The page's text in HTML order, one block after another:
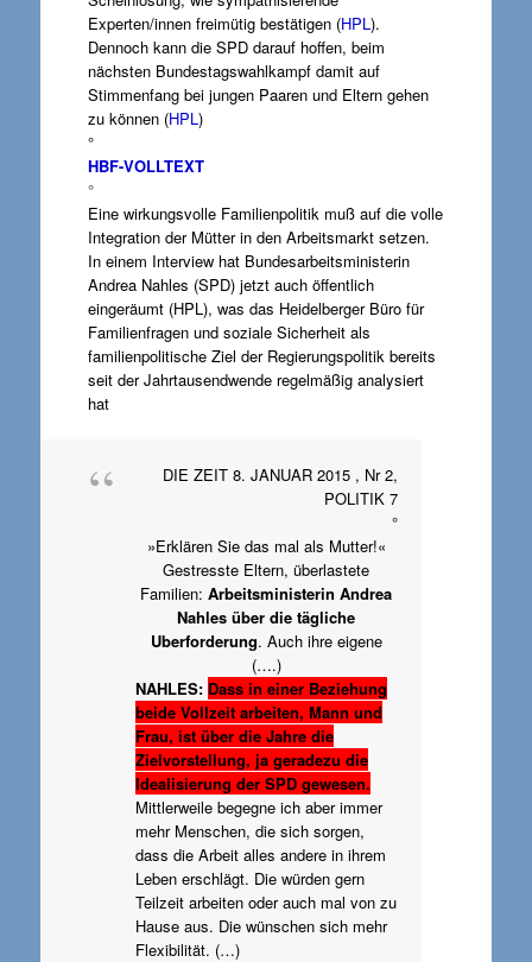
Experten/innen freimütig bestätigen (HPL ).
Dennoch kann die SPD darauf hoffen, beim
nächsten Bundestagswahlkampf damit auf
Stimmenfang bei jungen Paaren und Eltern gehen
zu können (HPL )
°
HBF-VOLLTEXT
°
Eine wirkungsvolle Familienpolitik muß auf die volle
Integration der Mütter in den Arbeitsmarkt setzen.
In einem Interview hat Bundesarbeitsministerin
Andrea Nahles (SPD) jetzt auch öffentlich
eingeräumt (HPL), was das Heidelberger Büro für
Familienfragen und soziale Sicherheit als
familienpolitische Ziel der Regierungspolitik bereits
seit der Jahrtausendwende regelmäßig analysiert
hat
DIE ZEIT 8. JANUAR 2015 , Nr 2,
POLITIK 7
°
»Erklären Sie das mal als Mutter!«
Gestresste Eltern, überlastete
Familien:Arbeitsministerin Andrea
Nahles über die tägliche
Uberforderung. Auch ihre eigene
(….)
NAHLES: Dass in einer Beziehung
beide Vollzeit arbeiten, Mann und
Frau, ist über die Jahre die
Zielvorstellung, ja geradezu die
Idealisierung der SPD gewesen.
Mittlerweile begegne ich aber immer
mehr Menschen, die sich sorgen,
dass die Arbeit alles andere in ihrem
Leben erschlägt. Die würden gern
Teilzeit arbeiten oder auch mal von zu
Hause aus. Die wünschen sich mehr
Flexibilität. (…)